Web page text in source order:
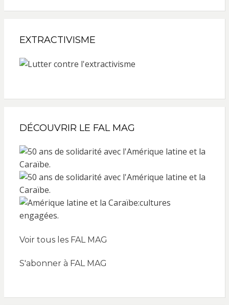
EXTRACTIVISME
DÉCOUVRIR LE FAL MAG
Voir tous les FAL MAG
S'abonner à FAL MAG